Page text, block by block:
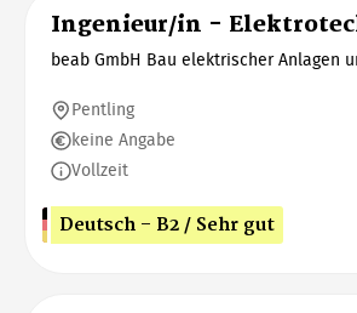
Ingenieur/in -
beab GmbH Bau elektrischer Anlagen
Pentling
keine Angabe
Vollzeit
Deutsch - B2 / Sehr gut